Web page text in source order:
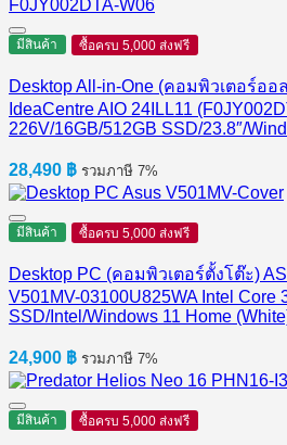
มีสินค้า ซื้อครบ 5,000 ส่งฟรี
Desktop All-in-One (คอมพิวเตอร์ออ
IdeaCentre AIO 24ILL11
226V/16GB/512GB SSD/23.8″/
28,490 ฿ รวมภาษี 7%
มีสินค้า ซื้อครบ 5,000 ส่งฟรี
Desktop PC (คอมพิวเตอร์ตั้งโต๊ะ)
V501MV-03100U825WA Intel Core
SSD/Intel/Windows 11 Home
24,900 ฿ รวมภาษี 7%
มีสินค้า ซื้อครบ 5,000 ส่งฟรี